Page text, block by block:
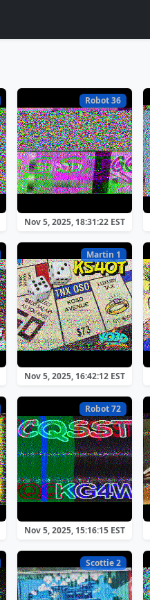
Robot 36
Nov 5, 2025, 18:31:22 EST
Martin 1
Nov 5, 2025, 16:42:12 EST
Robot 72
Nov 5, 2025, 15:16:15 EST
Scottie 2